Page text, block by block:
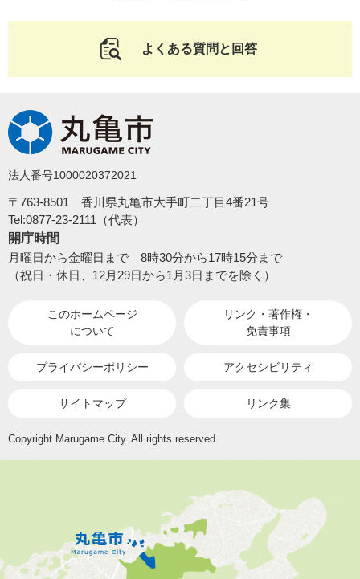
よくある質問と回答
法人番号1000020372021
〒763-8501 香川県丸亀市大手町二丁目4番21号
Tel:0877-23-2111（代表）
開庁時間
月曜日から金曜日まで 8時30分から17時15分まで
（祝日・休日、12月29日から1月3日までを除く）
このホームページ
について
リンク・著作権・
免責事項
プライバシーポリシー アクセシビリティ
サイトマップ リンク集
Copyright Marugame City. All rights reserved.